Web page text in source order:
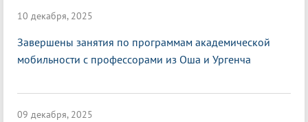
10 декабря, 2025
Завершены занятия по программам академической
мобильности с профессорами из Оша и Ургенча
09 декабря, 2025